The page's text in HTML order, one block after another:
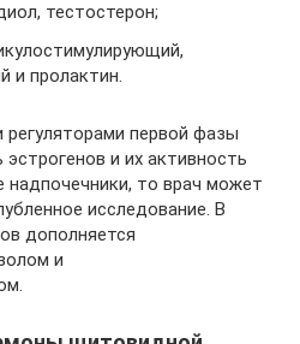
тестостерон;
и пролактин.
первой фазы
эстрогенов и их активность
надпочечники, то врач может
исследование. В
дополняется
и